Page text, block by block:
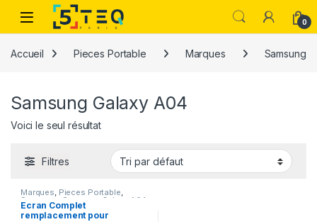
Passer à la navigation
Aller au contenu
0
Accueil Pieces Portable Marques Samsung
Samsung Galaxy A04
Voici le seul résultat
Filtres
Marques, Pieces Portable,
Samsung Samsung Galaxy A04
Ecran Complet
remplacement pour